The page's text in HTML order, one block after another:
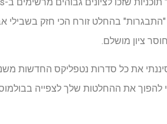
בהחלט זורח הכי חזק בשבילי
ציון מושלם.
להפוך את ההחלטות שלך לצפייה